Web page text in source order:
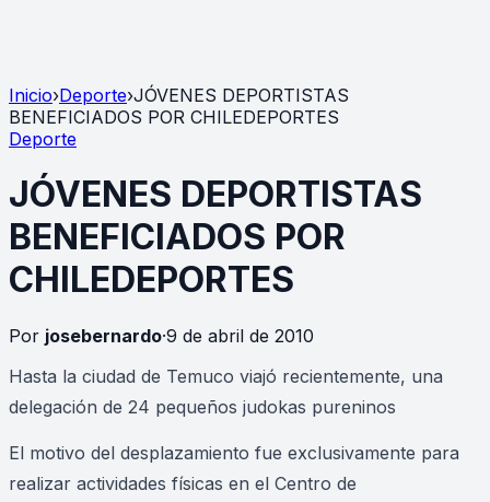
Inicio›Deporte›JÓVENES DEPORTISTAS
BENEFICIADOS POR CHILEDEPORTES
Deporte
JÓVENES DEPORTISTAS
BENEFICIADOS POR
CHILEDEPORTES
Por josebernardo·9 de abril de 2010
Hasta la ciudad de Temuco viajó recientemente, una
delegación de 24 pequeños judokas pureninos
El motivo del desplazamiento fue exclusivamente para
realizar actividades físicas en el Centro de